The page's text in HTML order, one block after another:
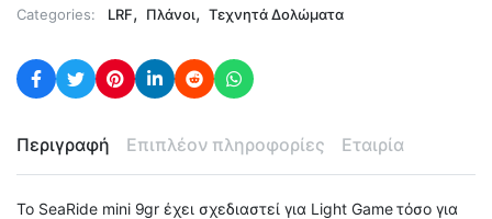
Categories: LRF, Πλάνοι, Τεχνητά Δολώματα
Περιγραφή Επιπλέον πληροφορίες Εταιρία
Το SeaRide mini 9gr έχει σχεδιαστεί για Light Game τόσο για